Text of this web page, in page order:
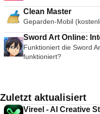
Clean Master
Geparden-Mobil
Sword Art Online:
Funktioniert die Sword
funktioniert?
Zuletzt aktualisiert
Vireel - AI Creative